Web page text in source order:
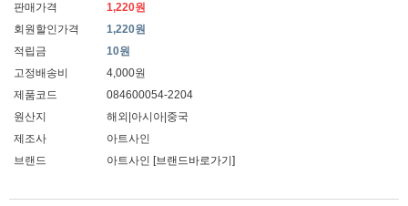
판매가격
1,220원
회원할인가격
1,220원
적립금
10원
고정배송비
4,000원
제품코드
084600054-2204
원산지
해외|아시아|중국
제조사
아트사인
브랜드
아트사인 [브랜드바로가기]